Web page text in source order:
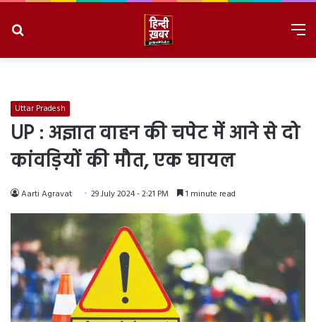
Uttar Pradesh
UP : अज्ञात वाहन की चपेट में आने से दो
कांवड़ियों की मौत, एक घायल
Aarti Agravat 29 July 2024 - 2:21 PM 1 minute read